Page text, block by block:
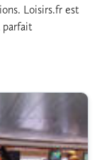
Loisirs.fr est
parfait